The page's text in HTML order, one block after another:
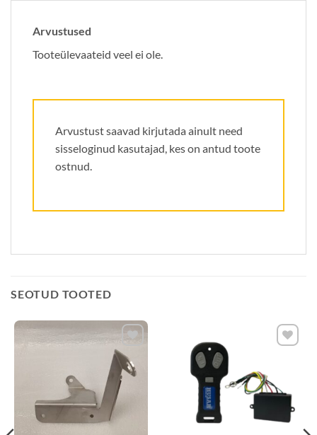
Arvustused
Tooteülevaateid veel ei ole.
Arvustust saavad kirjutada ainult need
sisseloginud kasutajad, kes on antud toote
ostnud.
SEOTUD TOOTED
Lisa
soovide
nimekirja
nimekirja